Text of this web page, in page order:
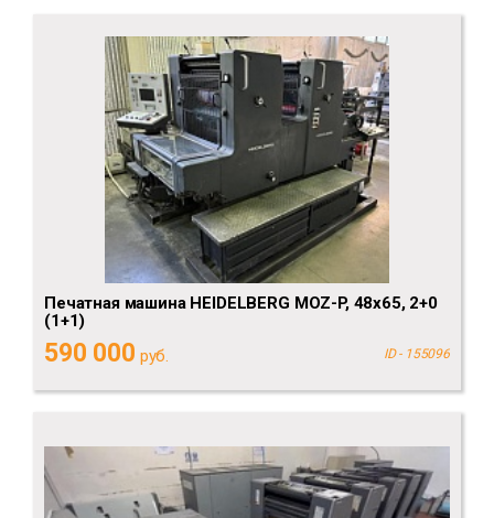
Печатная машина HEIDELBERG MOZ-P, 48x65, 2+0
(1+1)
590 000 руб. ID - 155096